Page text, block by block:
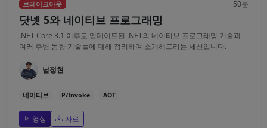
브레이크아웃 50분
닷넷 5와 네이티브 프로그래밍
.NET Core 3.1 이후로 업데이트된 .NET의 네이티브 프로그래밍 기술과
여러 주변 동향 기술들에 대해 정리하여 소개해드리는 세션입니다.
남정현
네이티브 P/Invoke AOT
영상 자료